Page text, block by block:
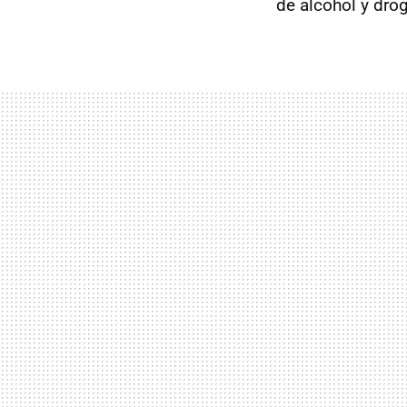
de alcohol y